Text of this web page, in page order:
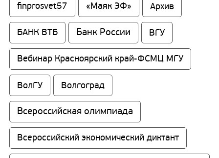
finprosvet57 «Маяк ЭФ» Архив
БАНК ВТБ Банк России ВГУ
Вебинар Красноярский край-ФСМЦ МГУ
ВолГУ Волгоград
Всероссийская олимпиада
Всероссийский экономический диктант